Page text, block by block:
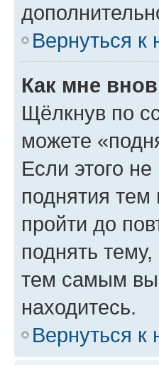
Вернуться к
Как мне
Щёлкнув по
можете
Если этого
поднятия
пройти до
поднять
тем самым вы
находитесь.
Вернуться к